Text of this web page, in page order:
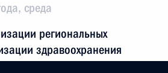
среда
региональных
здравоохранения